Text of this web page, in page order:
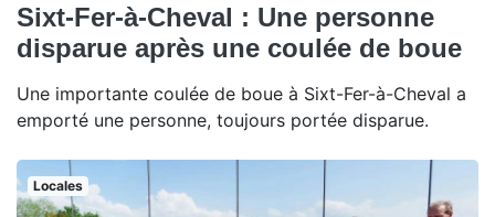
Sixt-Fer-à-Cheval : Une personne
disparue après une coulée de boue
Une importante coulée de boue à Sixt-Fer-à-Cheval a
emporté une personne, toujours portée disparue.
Locales